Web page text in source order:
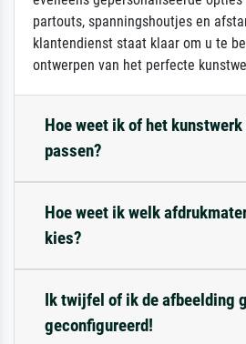
partouts, spanningshoutjes en
klantendienst staat klaar om u te
ontwerpen van het perfecte
Hoe weet ik of het
passen?
Hoe weet ik welk
kies?
Ik twijfel of ik de afbeelding
geconfigureerd!